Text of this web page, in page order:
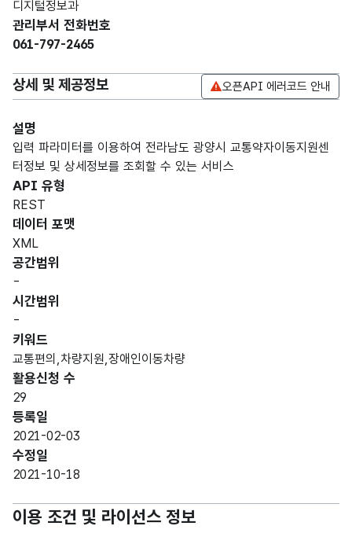
디지털정보과
관리부서 전화번호
061-797-2465
상세 및 제공정보 오픈API 에러코드 안내
설명
입력 파라미터를 이용하여 전라남도 광양시 교통약자이동지원센
터정보 및 상세정보를 조회할 수 있는 서비스
API 유형
REST
데이터 포맷
XML
공간범위
-
시간범위
-
키워드
교통편의,차량지원,장애인이동차량
활용신청 수
29
등록일
2021-02-03
수정일
2021-10-18
이용 조건 및 라이선스 정보